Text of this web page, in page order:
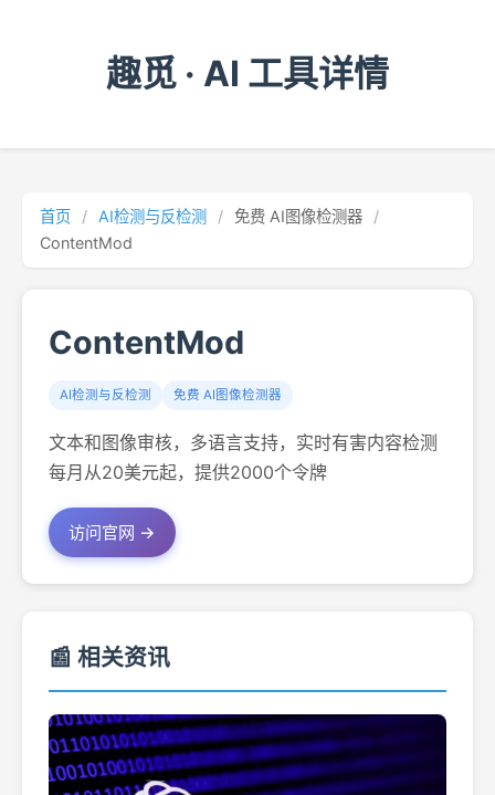
趣觅 · AI 工具详情
首页 / AI检测与反检测 / 免费 AI图像检测器
/
ContentMod
ContentMod
AI检测与反检测 免费 AI图像检测器
文本和图像审核，多语言支持，实时有害内容检测
每月从20美元起，提供2000个令牌
访问官网 →
📰 相关资讯